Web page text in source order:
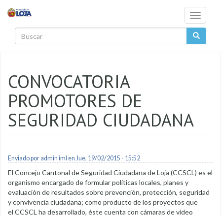
Toggle
CONVOCATORIA
PROMOTORES DE
SEGURIDAD CIUDADANA
Enviado por admin iml en Jue, 19/02/2015 - 15:52
El Concejo Cantonal de Seguridad Ciudadana de Loja (CCSCL) es el
organismo encargado de formular políticas locales, planes y
evaluación de resultados sobre prevención, protección, seguridad
y convivencia ciudadana; como producto de los proyectos que
el CCSCL ha desarrollado, éste cuenta con cámaras de video